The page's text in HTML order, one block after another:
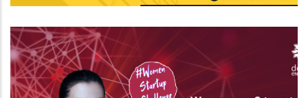
El Women Startup Challenge: Una